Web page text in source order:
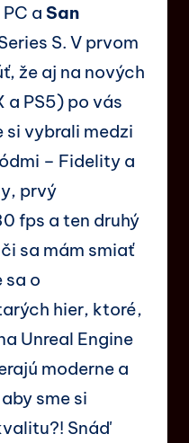
a San
S. V prvom
že aj na nových
a PS5) po vás
si vybrali medzi
– Fidelity a
prvý
fps a ten druhý
sa mám smiať
sa o
hier, ktoré,
Unreal Engine
moderne a
sme si
Snáď